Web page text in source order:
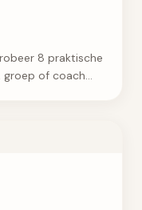
8 praktische
groep of coach